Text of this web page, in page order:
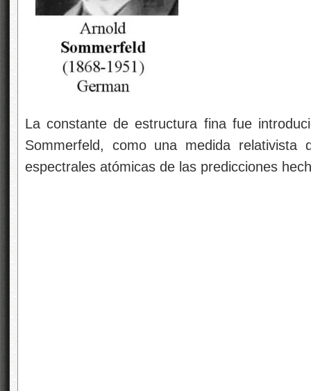
La constante de estructura fina fue
Sommerfeld, como una medida relativista
espectrales atómicas de las predicciones